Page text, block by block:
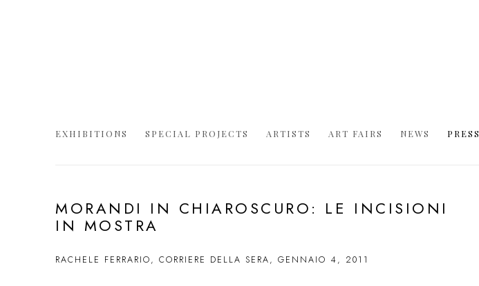
EXHIBITIONS SPECIAL PROJECTS ARTISTS ART FAIRS NEWS PRESS
MORANDI IN CHIAROSCURO: LE INCISIONI
IN MOSTRA
RACHELE FERRARIO, CORRIERE DELLA SERA, GENNAIO 4, 2011